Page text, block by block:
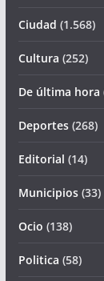
Ciudad (1.568)
Cultura (252)
De última hora
Deportes(268)
Editorial (14)
Municipios(33)
Ocio (138)
Politica (58)